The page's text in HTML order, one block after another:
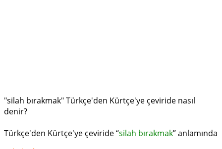
"silah bırakmak" Türkçe'den Kürtçe'ye çeviride nasıl
denir?
Türkçe'den Kürtçe'ye çeviride “silah bırakmak” anlamında